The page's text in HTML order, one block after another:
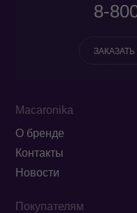
Macaronika
О бренде
Контакты
Новости
Покупателям
8-